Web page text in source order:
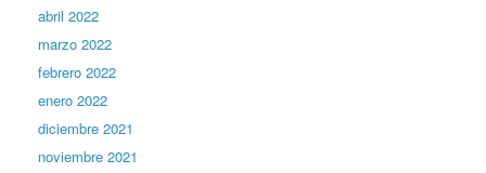
abril 2022
marzo 2022
febrero 2022
enero 2022
diciembre 2021
noviembre 2021